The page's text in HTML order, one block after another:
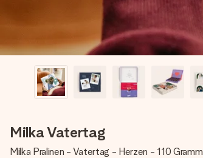
Milka Vatertag
Milka Pralinen - Vatertag - Herzen - 110 Gramm